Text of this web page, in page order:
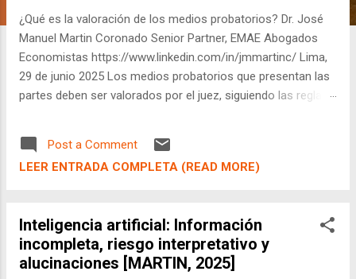
¿Qué es la valoración de los medios probatorios? Dr. José
Manuel Martin Coronado Senior Partner, EMAE Abogados
Economistas https://www.linkedin.com/in/jmmartinc/ Lima,
29 de junio 2025 Los medios probatorios que presentan las
partes deben ser valorados por el juez, siguiendo las reglas
valoración de éstos se realiza de manera conjunta, al
momento de sustentarlo en la resolución sólo se hará
mención a las esenciales y determinantes. ¿Pero quién
instancia el Juez. Esto último genera algún tipo de
incertidumbre a priori a las partes de un proceso, ya que no
saben con anticipación si el juez realmente valorará una
Post a Comment
LEER ENTRADA COMPLETA (READ MORE)
Inteligencia artificial: Información
incompleta, riesgo interpretativo y
alucinaciones [MARTIN, 2025]